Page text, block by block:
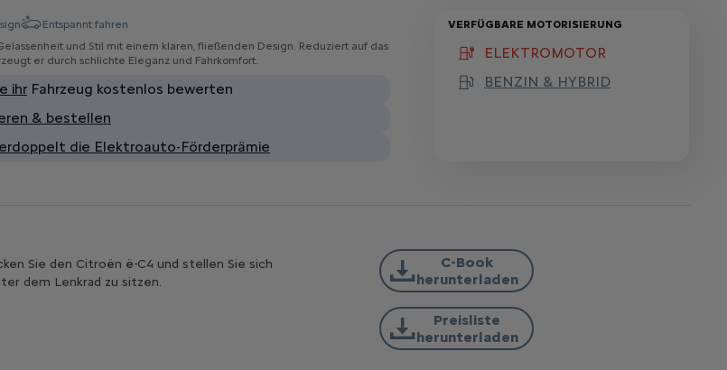
Entspannt fahren
und Stil mit einem klaren, fließenden Design. Reduziert auf das
er durch schlichte Eleganz und Fahrkomfort.
ihr Fahrzeug kostenlos bewerten
& bestellen
die Elektroauto-Förderprämie
VERFÜGBARE MOTORISIERUNG
ELEKTROMOTOR
BENZIN & HYBRID
Sie den Citroën ë-C4 und stellen Sie sich
dem Lenkrad zu sitzen.
C-Book
herunterladen
Preisliste
herunterladen